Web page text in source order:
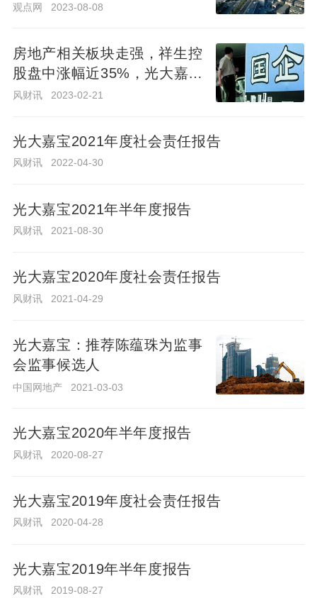
观点网 2023-08-08
房地产相关板块走强，祥生控
股盘中涨幅近35%，光大嘉
宝、深振业A涨停
风财讯 2023-02-21
光
大
宝
2021
社
会
任
报
告
讯
04-30
大
嘉
2021
年
报
告
风
2021-
光大嘉宝8月7日收盘报2.15元
下跌1.83%
地产股8月6日收盘日报：光大
元/股
风财讯 3天前
嘉宝收盘上涨0.46% 报收于
2.19元/股
风财讯 4天前
观点网 2023-08-08
房地产相关板块走强，祥生控
股盘中涨幅近35%，光大嘉
宝、深振业A涨停
风财讯 2023-02-21
光大嘉宝2021年度社会责任报告
风财讯 2022-04-30
光大嘉宝2021年半年度报告
风财讯 2021-08-30
光大嘉宝2020年度社会责任报告
风财讯 2021-04-29
光大嘉宝：推荐陈蕴珠为监事
会监事候选人
中国网地产 2021-03-03
光大嘉宝2020年半年度报告
风财讯 2020-08-27
光大嘉宝2019年度社会责任报告
风财讯 2020-04-28
光大嘉宝2019年半年度报告
风财讯 2019-08-27